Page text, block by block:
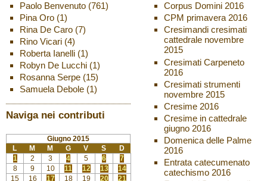
Paolo Benvenuto(761)
Pina Oro(1)
Rina De Caro(7)
Rino Vicari(4)
Roberta Ianelli(1)
Robyn De Lucchi(1)
Rosanna Serpe(15)
Samuela Debole(1)
Naviga nei contributi
Giugno 2015
L
M M G V S
D
1
2 3 4 5 6
7
8
9 10 11 12 13
14
15
16 17 18 19 20
21
Corpus Domini 2016
CPM primavera 2016
Cresimandi cresimati
cattedrale novembre
2015
Cresimati Carpeneto
2016
Cresimati strumenti
novembre 2015
Cresime 2016
Cresime in cattedrale
giugno 2016
Domenica delle Palme
2016
Entrata catecumenato
catechismo 2016